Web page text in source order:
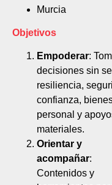
Murcia
Objetivos
Empoderar:
decisiones sin
resiliencia,
confianza,
personal y
materiales.
Orientar y
acompañar:
Contenidos y